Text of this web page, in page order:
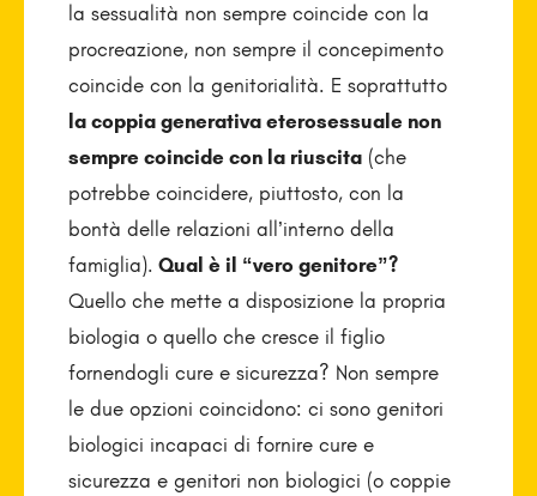
la sessualità non sempre coincide con la
procreazione, non sempre il concepimento
coincide con la genitorialità. E soprattutto
la coppia generativa eterosessuale non
sempre coincide con la riuscita(che
potrebbe coincidere, piuttosto, con la
bontà delle relazioni all’interno della
famiglia). Qual è il “vero genitore”?
Quello che mette a disposizione la propria
biologia o quello che cresce il figlio
fornendogli cure e sicurezza? Non sempre
le due opzioni coincidono: ci sono genitori
biologici incapaci di fornire cure e
sicurezza e genitori non biologici (o coppie